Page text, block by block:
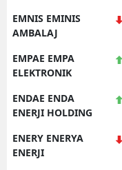
EMNIS EMINIS
AMBALAJ
EMPAE EMPA
ELEKTRONIK
ENDAE ENDA
ENERJI HOLDING
ENERY ENERYA
ENERJI